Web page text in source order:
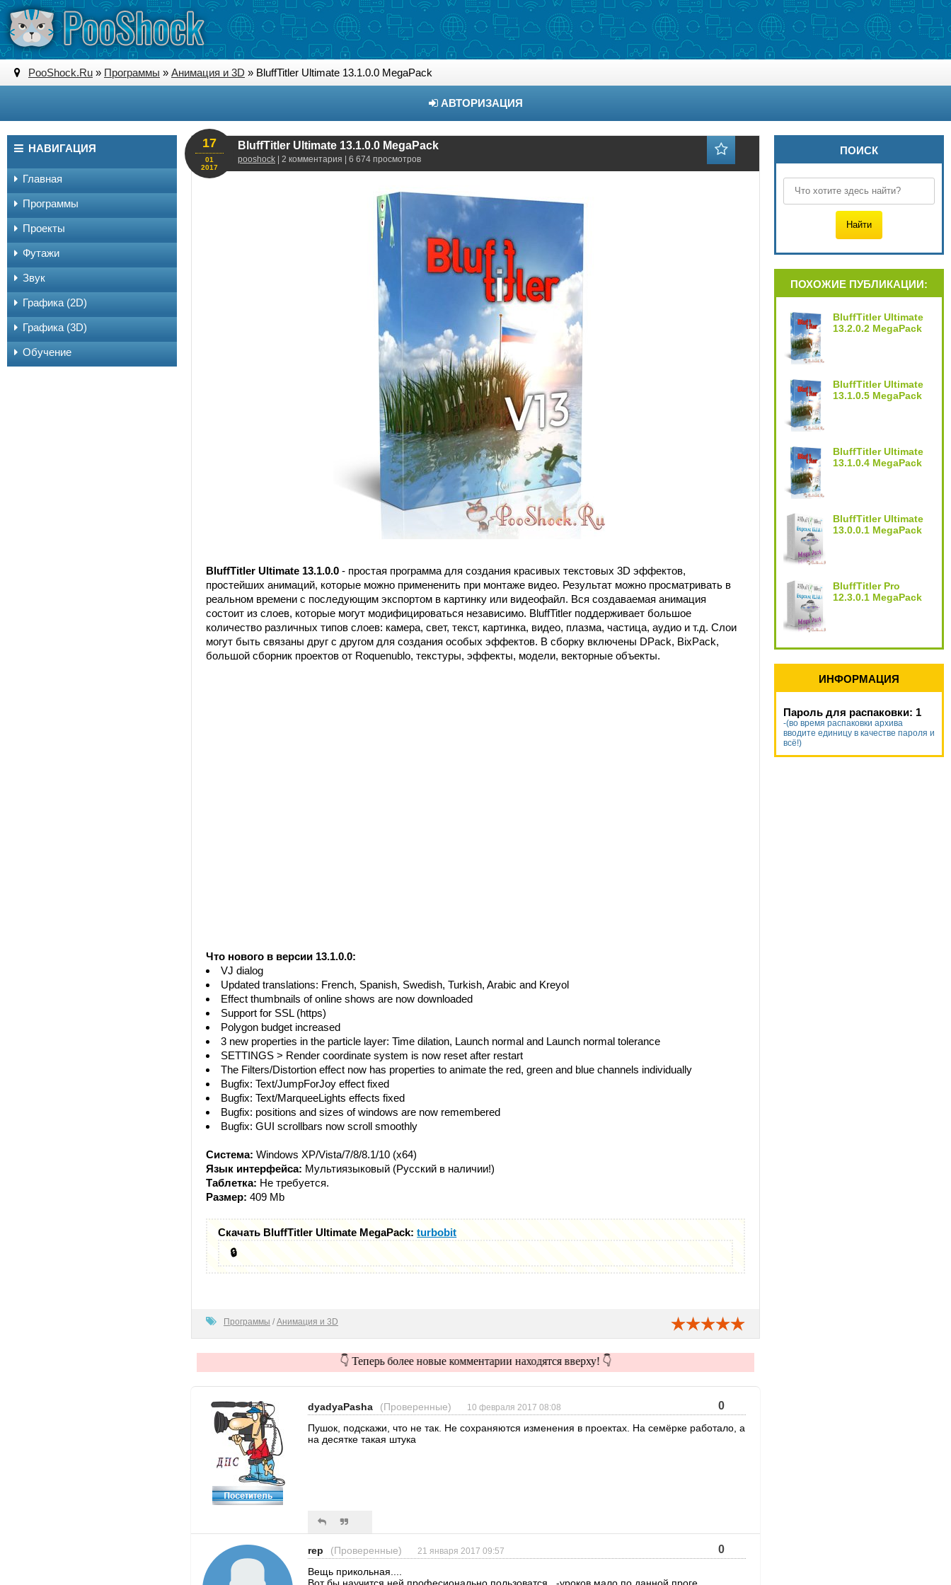
PooShock.Ru » Программы » Анимация и 3D » BluffTitler Ultimate 13.1.0.0 MegaPack
АВТОРИЗАЦИЯ
BluffTitler Ultimate 13.1.0.0 MegaPack
pooshock | 2 комментария | 6 674 просмотров
17
01
2017
BluffTitler Ultimate 13.1.0.0 - простая программа для создания красивых текстовых 3D эффектов,
простейших анимаций, которые можно примененить при монтаже видео. Результат можно просматривать в
реальном времени с последующим экспортом в картинку или видеофайл. Вся создаваемая анимация
состоит из слоев, которые могут модифицироваться независимо. BluffTitler поддерживает большое
количество различных типов слоев: камера, свет, текст, картинка, видео, плазма, частица, аудио и т.д. Слои
могут быть связаны друг с другом для создания особых эффектов. В сборку включены DPack, BixPack,
большой сборник проектов от Roquenublo, текстуры, эффекты, модели, векторные объекты.
Что нового в версии 13.1.0.0:
VJ dialog
Updated translations: French, Spanish, Swedish, Turkish, Arabic and Kreyol
Effect thumbnails of online shows are now downloaded
Support for SSL (https)
Polygon budget increased
3 new properties in the particle layer: Time dilation, Launch normal and Launch normal tolerance
SETTINGS > Render coordinate system is now reset after restart
The Filters/Distortion effect now has properties to animate the red, green and blue channels individually
Bugfix: Text/JumpForJoy effect fixed
Bugfix: Text/MarqueeLights effects fixed
Bugfix: positions and sizes of windows are now remembered
Bugfix: GUI scrollbars now scroll smoothly
Система: Windows XP/Vista/7/8/8.1/10 (x64)
Язык интерфейса: Мультиязыковый (Русский в наличии!)
Таблетка: Не требуется.
Размер: 409 Mb
Скачать BluffTitler Ultimate MegaPack:turbobit
🔒
Программы / Анимация и 3D
👇 Теперь более новые комментарии находятся вверху! 👇
dyadyaPasha (Проверенные) 10 февраля 2017 08:08 0
Пушок, подскажи, что не так. Не сохраняются изменения в проектах. На семёрке работало, а
на десятке такая штука
rep (Проверенные) 21 января 2017 09:57 0
Вещь прикольная....
Вот бы научится ней професионально пользоватся...-уроков мало по данной проге...
НАВИГАЦИЯ
Главная
Программы
Проекты
Футажи
Звук
Графика (2D)
Графика (3D)
Обучение
ПОИСК
ПОХОЖИЕ ПУБЛИКАЦИИ:
BluffTitler Ultimate
13.2.0.2 MegaPack
BluffTitler Ultimate
13.1.0.5 MegaPack
BluffTitler Ultimate
13.1.0.4 MegaPack
BluffTitler Ultimate
13.0.0.1 MegaPack
BluffTitler Pro
12.3.0.1 MegaPack
ИНФОРМАЦИЯ
Пароль для распаковки: 1
-(во время распаковки архива
вводите единицу в качестве пароля и
всё!)